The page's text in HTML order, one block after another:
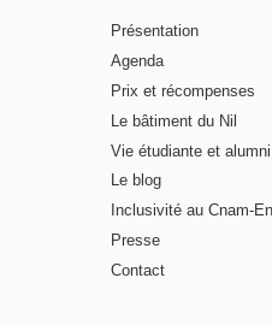
Présentation
Agenda
Prix et récompenses
Le bâtiment du Nil
Vie étudiante et alumni
Le blog
Inclusivité au Cnam-
Presse
Contact